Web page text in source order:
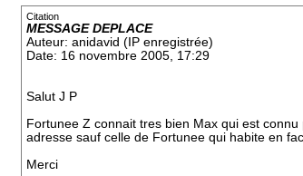
Citation
MESSAGE DEPLACE
Auteur: anidavid (IP enregistrée)
Date: 16 novembre 2005, 17:29
Salut J P
Fortunee Z connait tres bien Max qui est
adresse sauf celle de Fortunee qui habite en
Merci